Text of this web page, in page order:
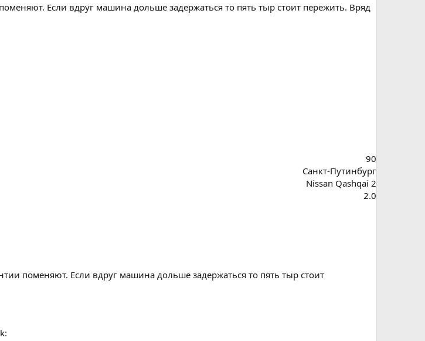
Если вдруг машина дольше задержаться то пять тыр стоит пережить. Вряд
90
Санкт-Путинбург
Nissan Qashqai 2
2.0
поменяют. Если вдруг машина дольше задержаться то пять тыр стоит